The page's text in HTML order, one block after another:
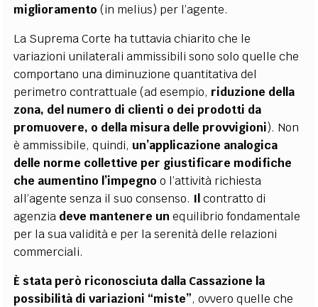
miglioramento (in melius) per l’agente.
La Suprema Corte ha tuttavia chiarito che le
variazioni unilaterali ammissibili sono solo quelle che
comportano una diminuzione quantitativa del
perimetro contrattuale (ad esempio, riduzione della
zona, del numero di clienti o dei prodotti da
promuovere, o della misura delle provvigioni). Non
è ammissibile, quindi, un’applicazione analogica
delle norme collettive per giustificare modifiche
che aumentino l’impegno o l’attività richiesta
all’agente senza il suo consenso. Ilcontratto di
agenzia deve mantenere unequilibrio fondamentale
per la sua validità e per la serenità delle relazioni
commerciali.
È stata però riconosciuta dalla Cassazione la
possibilità di variazioni “miste”, ovvero quelle che